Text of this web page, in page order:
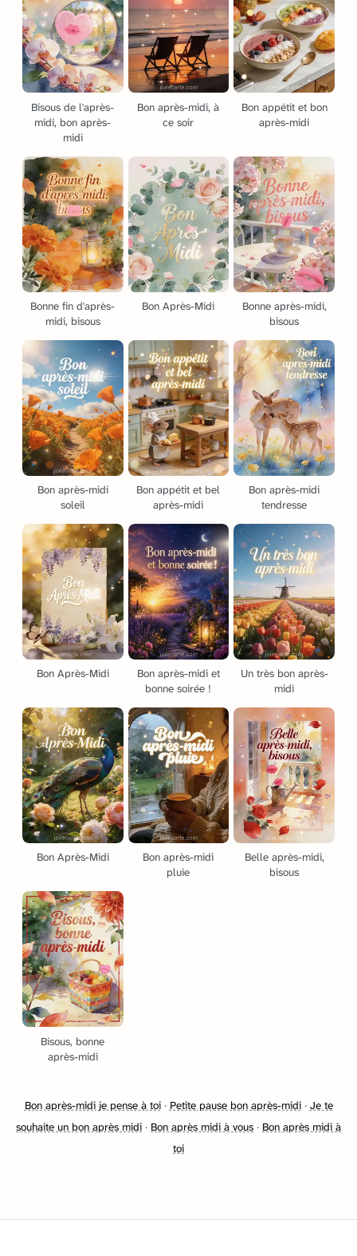
Bisous de l'après-
midi, bon après-
midi
Bon après-midi, à
ce soir
Bon appétit et bon
après-midi
Bonne fin d'après-
midi, bisous
Bon Après-Midi
Bonne après-midi,
bisous
Bon après-midi
soleil
Bon appétit et bel
après-midi
Bon après-midi
tendresse
Bon Après-Midi
Bon après-midi et
bonne soirée !
Un très bon après-
midi
Bon Après-Midi
Bon après-midi
pluie
Belle après-midi,
bisous
Bisous, bonne
après-midi
Bon après-midi je pense à toi· Petite pause bon après-midi· Je te
souhaite un bon après midi · Bon après midi à vous · Bon après midi à
toi